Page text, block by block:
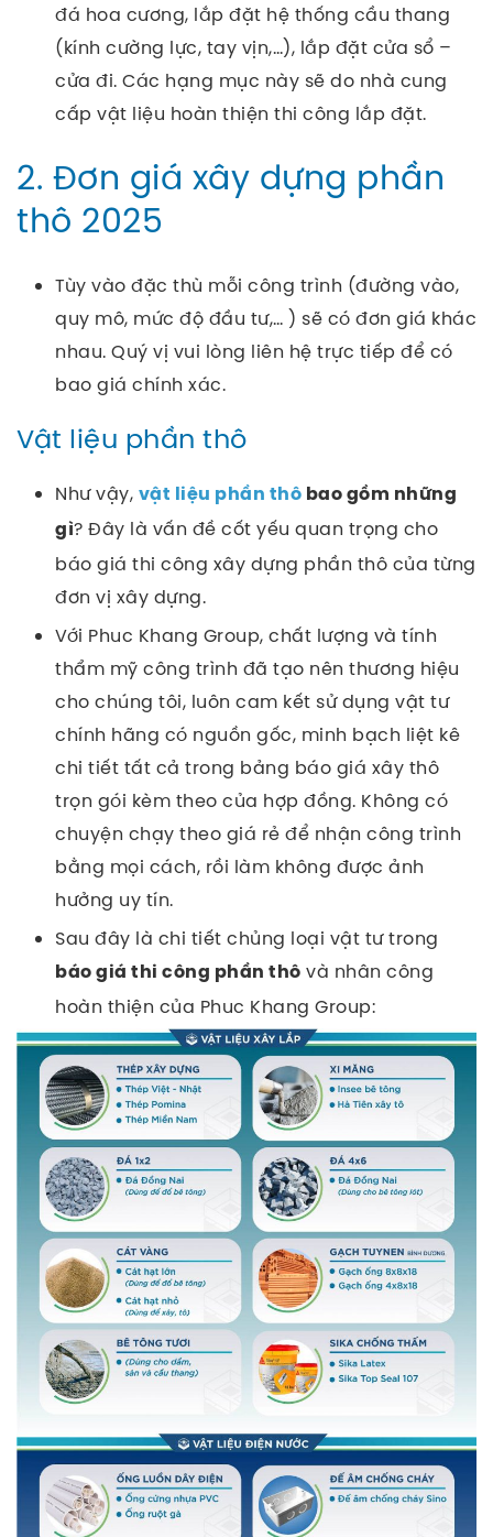
đá hoa cương, lắp đặt hệ thống cầu thang
(kính cường lực, tay vịn,…), lắp đặt cửa sổ –
cửa đi. Các hạng mục này sẽ do nhà cung
cấp vật liệu hoàn thiện thi công lắp đặt.
2. Đơn giá xây dựng phần
thô 2025
Tùy vào đặc thù mỗi công trình (đường vào,
quy mô, mức độ đầu tư,… ) sẽ có đơn giá khác
nhau. Quý vị vui lòng liên hệ trực tiếp để có
bao giá chính xác.
Vật liệu phần thô
Như vậy, vật liệu phần thô bao gồm những
gì? Đây là vấn đề cốt yếu quan trọng cho
báo giá thi công xây dựng phần thô của từng
đơn vị xây dựng.
Với Phuc Khang Group, chất lượng và tính
thẩm mỹ công trình đã tạo nên thương hiệu
cho chúng tôi, luôn cam kết sử dụng vật tư
chính hãng có nguồn gốc, minh bạch liệt kê
chi tiết tất cả trong bảng báo giá xây thô
trọn gói kèm theo của hợp đồng. Không có
chuyện chạy theo giá rẻ để nhận công trình
bằng mọi cách, rồi làm không được ảnh
hưởng uy tín.
Sau đây là chi tiết chủng loại vật tư trong
báo giá thi công phần thô và nhân công
hoàn thiện của Phuc Khang Group: